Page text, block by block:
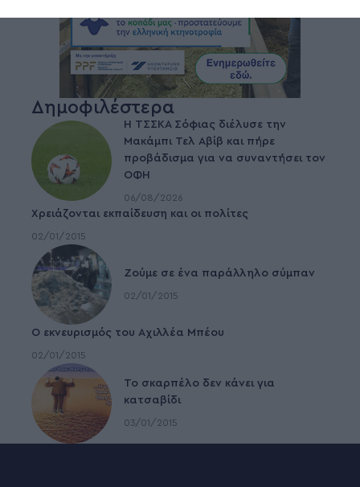
Δημοφιλέστερα
Η ΤΣΣΚΑ Σόφιας διέλυσε την
Μακάμπι Τελ Αβίβ και πήρε
προβάδισμα για να συναντήσει τον
ΟΦΗ
06/08/2026
Χρειάζονται εκπαίδευση και οι πολίτες
02/01/2015
Ζούμε σε ένα παράλληλο σύμπαν
02/01/2015
Ο εκνευρισμός του Αχιλλέα Μπέου
02/01/2015
To σκαρπέλο δεν κάνει για
κατσαβίδι
03/01/2015